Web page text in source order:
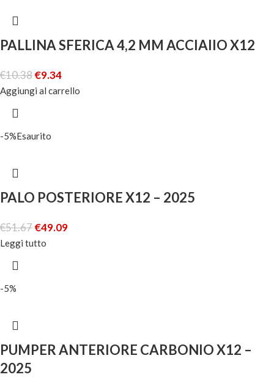
PALLINA SFERICA 4,2 MM ACCIAIIO X12
€10.38€9.34
Aggiungi al carrello
-5%Esaurito
PALO POSTERIORE X12 – 2025
€51.67€49.09
Leggi tutto
-5%
PUMPER ANTERIORE CARBONIO X12 –
2025